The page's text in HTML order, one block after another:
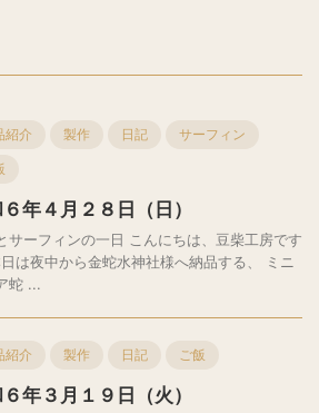
紹介 製作 日記 サーフィン
年４月２８日（日）
サーフィンの一日 こんにちは、豆柴工房です
は夜中から金蛇水神社様へ納品する、 ミニ
蛇 ...
紹介 製作 日記 ご飯
年３月１９日（火）